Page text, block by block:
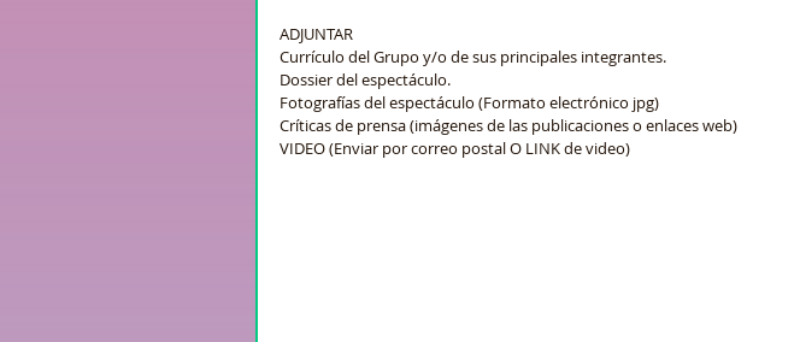
ADJUNTAR
Currículo del Grupo y/o de sus principales integrantes.
Dossier del espectáculo.
Fotografías del espectáculo (Formato electrónico jpg)
Críticas de prensa (imágenes de las publicaciones o enlaces web)
VIDEO (Enviar por correo postal O LINK de video)